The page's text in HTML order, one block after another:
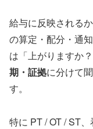
給与に反映される
の算定・配分・通
は「上がりますか？
期・証拠に分けて
す。
特に PT / OT / ST